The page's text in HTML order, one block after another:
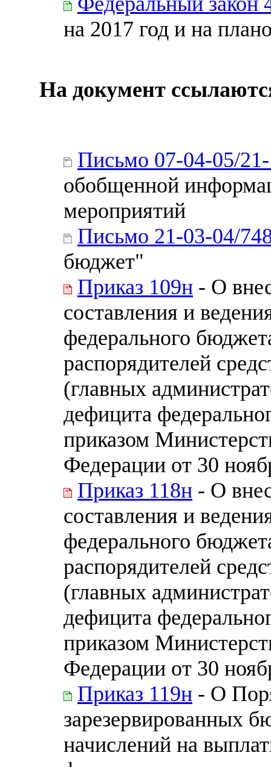
на 2017 год и на
На документ
Письмо 07-04-05/
обобщенной
мероприятий
Письмо 21-03-04/
бюджет"
Приказ 109н - О
составления и
федерального
распорядителей
(главных
дефицита
приказом
Федерации от 30
Приказ 118н - О
составления и
федерального
распорядителей
(главных
дефицита
приказом
Федерации от 30
Приказ 119н - О
зарезервированных
начислений на